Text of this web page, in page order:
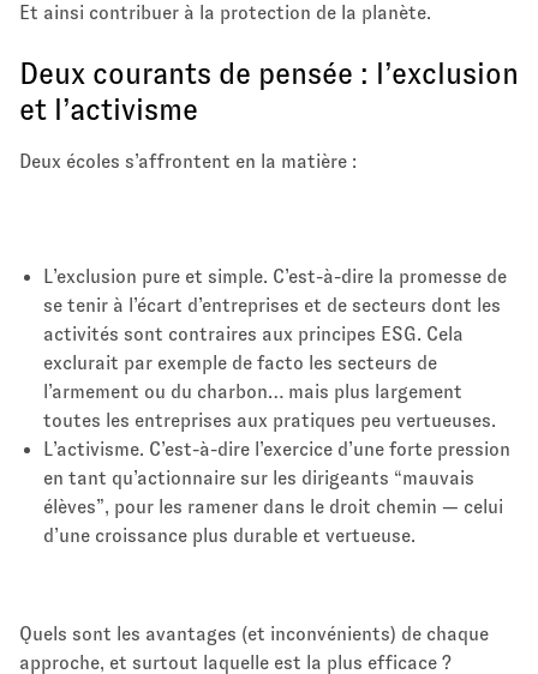
Et ainsi contribuer à la protection de la planète.
Deux courants de pensée : l’exclusion
et l’activisme
Deux écoles s’affrontent en la matière :
L’exclusion pure et simple. C’est-à-dire la promesse de
se tenir à l’écart d’entreprises et de secteurs dont les
activités sont contraires aux principes ESG. Cela
exclurait par exemple de facto les secteurs de
l’armement ou du charbon… mais plus largement
toutes les entreprises aux pratiques peu vertueuses.
L’activisme. C’est-à-dire l’exercice d’une forte pression
en tant qu’actionnaire sur les dirigeants “mauvais
élèves”, pour les ramener dans le droit chemin — celui
d’une croissance plus durable et vertueuse.
Quels sont les avantages (et inconvénients) de chaque
approche, et surtout laquelle est la plus efficace ?